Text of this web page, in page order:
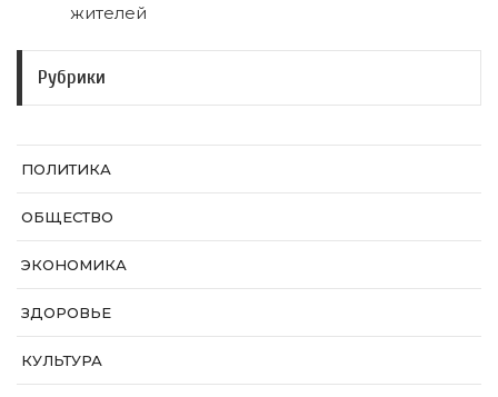
жителей
Рубрики
ПОЛИТИКА
ОБЩЕСТВО
ЭКОНОМИКА
ЗДОРОВЬЕ
КУЛЬТУРА